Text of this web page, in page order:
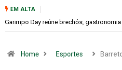
EM ALTA
Bugonia transforma paranoia e
Home Esportes